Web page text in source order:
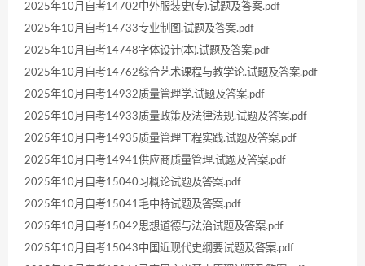
2025年10月自考14702中外服装史(专).试题及答案.pdf
2025年10月自考14733专业制图.试题及答案.pdf
2025年10月自考14748字体设计(本).试题及答案.pdf
2025年10月自考14762综合艺术课程与教学论.试题及答案.pdf
2025年10月自考14932质量管理学.试题及答案.pdf
2025年10月自考14933质量政策及法律法规.试题及答案.pdf
2025年10月自考14935质量管理工程实践.试题及答案.pdf
2025年10月自考14941供应商质量管理.试题及答案.pdf
2025年10月自考15040习概论试题及答案.pdf
2025年10月自考15041毛中特试题及答案.pdf
2025年10月自考15042思想道德与法治试题及答案.pdf
2025年10月自考15043中国近现代史纲要试题及答案.pdf